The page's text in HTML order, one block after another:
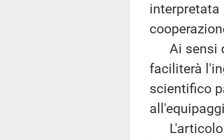
Ai sensi
faciliterà
scientifico
L'articolo